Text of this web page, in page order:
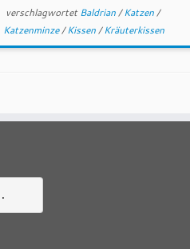
verschlagwortetBaldrian/Katzen/
Katzenminze/Kissen/Kräuterkissen